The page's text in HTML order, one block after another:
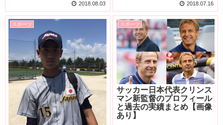
2018.08.03 2018.07.16
スポーツ スポーツ
サッカー日本代表クリンス
マン新監督のプロフィール
と過去の実績まとめ【画像
あり】